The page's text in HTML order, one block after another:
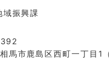
域振興課
馬市鹿島区西町一丁目1